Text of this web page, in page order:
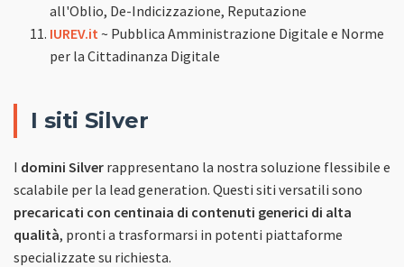
all'Oblio, De-Indicizzazione, Reputazione
IUREV.it ~ Pubblica Amministrazione Digitale e Norme
per la Cittadinanza Digitale
I siti Silver
I domini Silver rappresentano la nostra soluzione flessibile e
scalabile per la lead generation. Questi siti versatili sono
precaricati con centinaia di contenuti generici di alta
qualità, pronti a trasformarsi in potenti piattaforme
specializzate su richiesta.